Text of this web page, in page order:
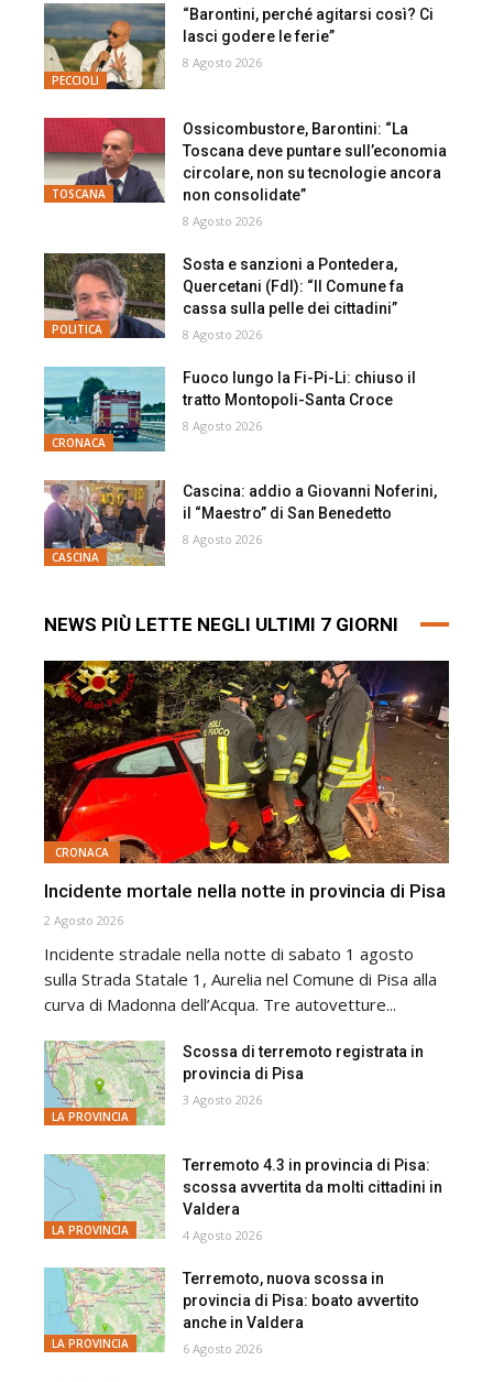
PECCIOLI
“Barontini, perché agitarsi così? Ci
lasci godere le ferie”
8 Agosto 2026
TOSCANA
Ossicombustore, Barontini: “La
Toscana deve puntare sull’economia
circolare, non su tecnologie ancora
non consolidate”
8 Agosto 2026
POLITICA
Sosta e sanzioni a Pontedera,
Quercetani (FdI): “Il Comune fa
cassa sulla pelle dei cittadini”
8 Agosto 2026
CRONACA
Fuoco lungo la Fi-Pi-Li: chiuso il
tratto Montopoli-Santa Croce
8 Agosto 2026
CASCINA
Cascina: addio a Giovanni Noferini,
il “Maestro” di San Benedetto
8 Agosto 2026
NEWS PIÙ LETTE NEGLI ULTIMI 7 GIORNI
CRONACA
Incidente mortale nella notte in provincia di Pisa
2 Agosto 2026
Incidente stradale nella notte di sabato 1 agosto
sulla Strada Statale 1, Aurelia nel Comune di Pisa alla
curva di Madonna dell’Acqua. Tre autovetture...
LA PROVINCIA
Scossa di terremoto registrata in
provincia di Pisa
3 Agosto 2026
LA PROVINCIA
Terremoto 4.3 in provincia di Pisa:
scossa avvertita da molti cittadini in
Valdera
4 Agosto 2026
LA PROVINCIA
Terremoto, nuova scossa in
provincia di Pisa: boato avvertito
anche in Valdera
6 Agosto 2026